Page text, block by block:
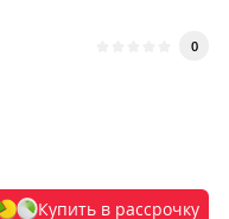
0
Купить в рассрочку